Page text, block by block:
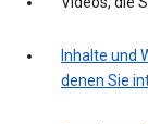
Inhalte und
denen Sie